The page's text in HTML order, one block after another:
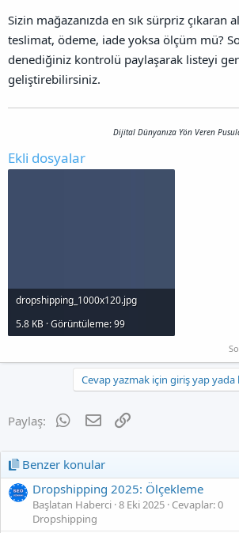
Sizin mağazanızda en sık sürpriz çıkaran
teslimat, ödeme, iade yoksa ölçüm mü?
denediğiniz kontrolü paylaşarak listeyi
geliştirebilirsiniz.
Dijital Dünyanıza Yön Veren
Ekli dosyalar
dropshipping_1000x120.jpg
5.8 KB · Görüntüleme: 99
Cevap yazmak için giriş yap yada
Paylaş: WhatsApp
E-posta
Benzer konular
Dropshipping 2025: Ölçekleme
Başlatan Haberci 8 Eki 2025 Cevaplar: 0
Dropshipping